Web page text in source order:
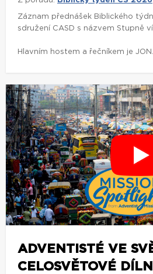
Záznam přednášek Biblického
sdružení CASD s názvem Stupně
Hlavním hostem a řečníkem je
ADVENTISTÉ VE
CELOSVĚTOVÉ